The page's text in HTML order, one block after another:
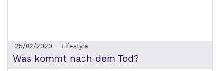
25/02/2020 Lifestyle
Was kommt nach dem Tod?